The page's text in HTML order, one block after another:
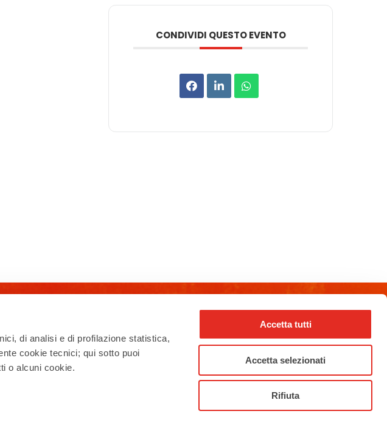
di analisi e di profilazione statistica,
cookie tecnici; qui sotto puoi
o alcuni cookie.
Accetta tutti
Accetta selezionati
Rifiuta
CONDIVIDI QUESTO EVENTO
eventi,
e offerte
a Rho!
rho_nel_mondo_